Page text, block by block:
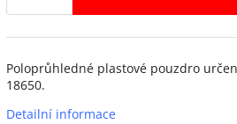
Poloprůhledné plastové pouzdro
18650.
Detailní informace